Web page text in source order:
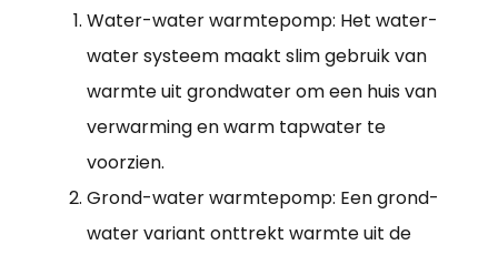
Water-water warmtepomp: Het water-
water systeem maakt slim gebruik van
warmte uit grondwater om een huis van
verwarming en warm tapwater te
voorzien.
Grond-water warmtepomp: Een grond-
water variant onttrekt warmte uit de